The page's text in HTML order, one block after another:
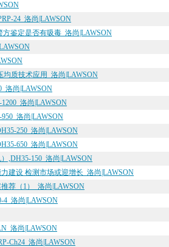
24_洛尚|LAWSON
鉴定是否有吸毒_洛尚|LAWSON
质技术应用_洛尚|LAWSON
洛尚|LAWSON
洛尚|LAWSON
洛尚|LAWSON
250_洛尚|LAWSON
650_洛尚|LAWSON
,DH35-150_洛尚|LAWSON
建设 检测市场或迎增长_洛尚|LAWSON
荐（1）_洛尚|LAWSON
洛尚|LAWSON
洛尚|LAWSON
Ch24_洛尚|LAWSON